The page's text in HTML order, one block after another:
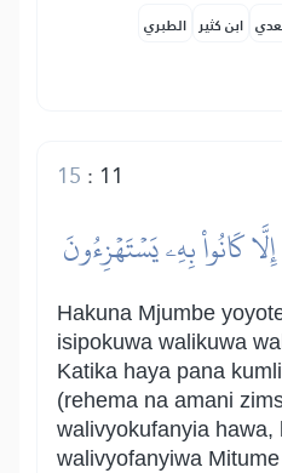
ابن كثير الطبري
11
:
15
كَانُواْ بِهِۦ يَسۡتَهۡزِءُونَ
Hakuna Mjumbe
isipokuwa walikuwa
Katika haya pana
(rehema na amani
walivyokufanyia hawa,
walivyofanyiwa